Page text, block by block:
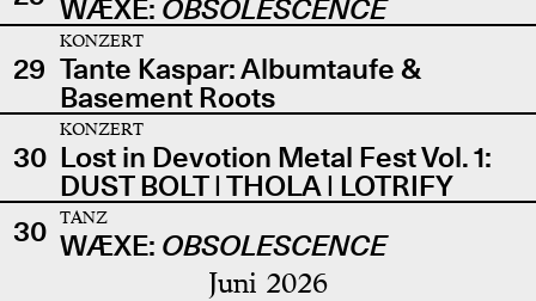
WÆXE: OBSOLESCENCE
29
KONZERT
Tante Kaspar: Albumtaufe &
Basement Roots
30
KONZERT
Lost in Devotion Metal Fest Vol. 1:
DUST BOLT | THOLA | LOTRIFY
30
TANZ
WÆXE: OBSOLESCENCE
Juni 2026